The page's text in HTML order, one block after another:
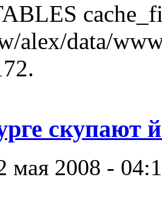
alex/data/
скупают
мая 2008 -